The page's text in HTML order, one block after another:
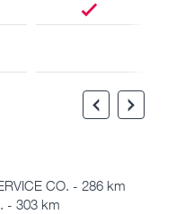
CO. - 286 km
- 303 km